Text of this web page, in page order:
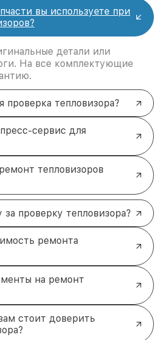
вы используете при
детали или
На все комплектующие
проверка тепловизора?
сервис для
тепловизоров
за проверку тепловизора?
ремонта
на ремонт
стоит доверить